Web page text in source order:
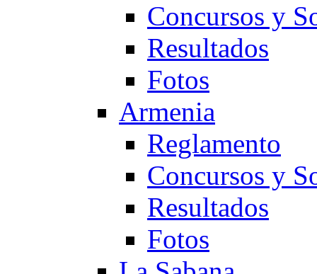
Concursos y
Resultados
Fotos
Armenia
Reglamento
Concursos y
Resultados
Fotos